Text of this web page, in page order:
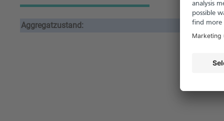
Aggregatzustand: fest